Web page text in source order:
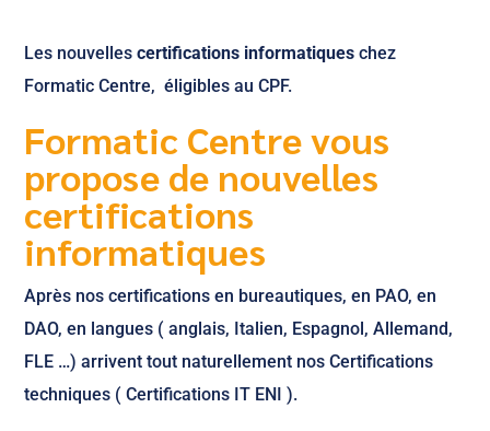
Les nouvellescertifications informatiques chez
Formatic Centre, éligibles au CPF.
Formatic Centre vous
propose de nouvelles
certifications
informatiques
Après nos certifications en bureautiques, en PAO, en
DAO, en langues ( anglais, Italien, Espagnol, Allemand,
FLE …) arrivent tout naturellement nos Certifications
techniques ( Certifications IT ENI ).